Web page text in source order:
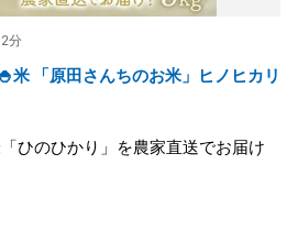
分
米 「原田さんちのお米」ヒノヒカリ
ひのひかり」を農家直送でお届け